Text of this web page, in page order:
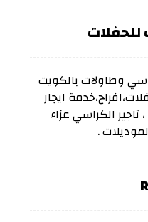
للحفلات
وطاولات بالكويت
ايجار
الكراسي عزاء
.